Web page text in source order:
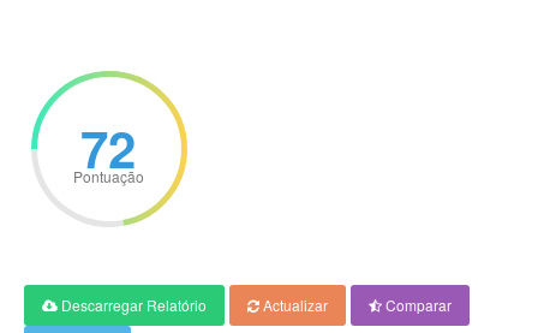
72
Pontuação
Descarregar Relatório Actualizar
Comparar